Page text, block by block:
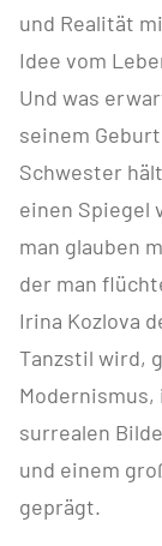
und Realität
Idee vom
Und was
seinem
Schwester
einen Spiegel
man glauben
der man
Irina Kozlova
Tanzstil wird,
surrealen
und einem
geprägt.